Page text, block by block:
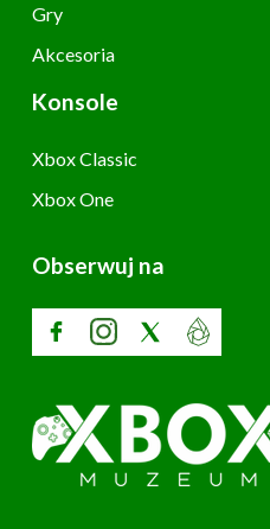
Gry
Akcesoria
Konsole
Xbox Classic
Xbox One
Obserwuj na